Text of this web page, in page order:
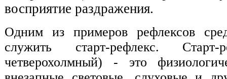
восприятие раздражения.
Одним из примеров рефлексов
служить старт-рефлекс. Старт-
четверохолмный) - это